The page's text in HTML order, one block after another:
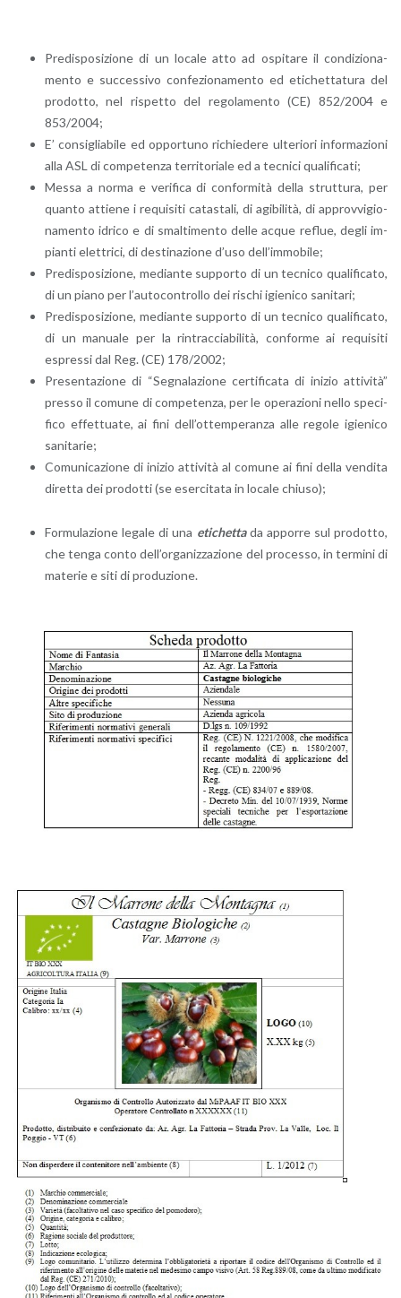
Pre­di­spo­si­zio­ne di un lo­ca­le atto ad ospi­ta­re il con­di­zio­na­
men­to e suc­ces­si­vo con­fe­zio­na­men­to ed eti­chet­ta­tu­ra del
pro­dot­to, nel ri­spet­to del re­go­la­men­to (CE) 852/2004 e
853/2004;
E’ con­si­glia­bi­le ed op­por­tu­no ri­chie­de­re ul­te­rio­ri in­for­ma­zio­ni
alla ASL di com­pe­ten­za ter­ri­to­ria­le ed a tec­ni­ci qua­li­fi­ca­ti;
Messa a norma e ve­ri­fi­ca di con­for­mi­tà della strut­tu­ra, per
quan­to at­tie­ne i re­qui­si­ti ca­ta­sta­li, di agi­bi­li­tà, di ap­prov­vi­gio­
na­men­to idri­co e di smal­ti­men­to delle acque re­flue, degli im­
pian­ti elet­tri­ci, di de­sti­na­zio­ne d’uso del­l’im­mo­bi­le;
Pre­di­spo­si­zio­ne, me­dian­te sup­por­to di un tec­ni­co qua­li­fi­ca­to,
di un piano per l’au­to­con­trol­lo dei ri­schi igie­ni­co sa­ni­ta­ri;
Pre­di­spo­si­zio­ne, me­dian­te sup­por­to di un tec­ni­co qua­li­fi­ca­to,
di un ma­nua­le per la rin­trac­cia­bi­li­tà, con­for­me ai re­qui­si­ti
espres­si dal Reg. (CE) 178/2002;
Pre­sen­ta­zio­ne di “Se­gna­la­zio­ne cer­ti­fi­ca­ta di ini­zio at­ti­vi­tà”
pres­so il co­mu­ne di com­pe­ten­za, per le ope­ra­zio­ni nello spe­ci­
fi­co ef­fet­tua­te, ai fini del­l’ot­tem­pe­ran­za alle re­go­le igie­ni­co
sa­ni­ta­rie;
Co­mu­ni­ca­zio­ne di ini­zio at­ti­vi­tà al co­mu­ne ai fini della ven­di­ta
di­ret­ta dei pro­dot­ti (se eser­ci­ta­ta in lo­ca­le chiu­so);
For­mu­la­zio­ne le­ga­le di una eti­chet­tada ap­por­re sul pro­dot­to,
che tenga conto del­l’or­ga­niz­za­zio­ne del pro­ces­so, in ter­mi­ni di
ma­te­rie e siti di pro­du­zio­ne.